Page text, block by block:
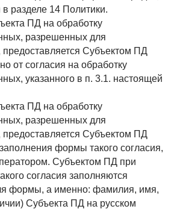
разделе 14 Политики.
ПД на обработку
разрешенных для
предоставляется Субъектом ПД
от согласия на обработку
указанного в п. 3.1. настоящей
ПД на обработку
разрешенных для
предоставляется Субъектом ПД
формы такого согласия,
Субъектом ПД при
согласия заполняются
формы, а именно: фамилия, имя,
Субъекта ПД на русском